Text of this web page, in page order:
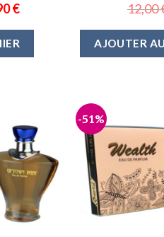
€ 12,00
AJOUTER
-51%